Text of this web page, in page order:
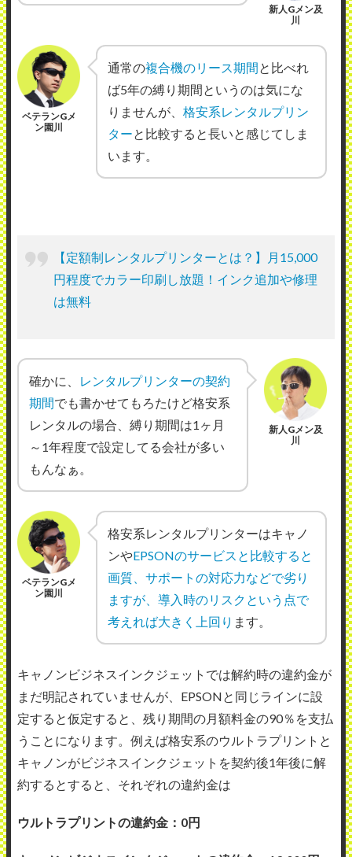
新人Gメン及
川
ベテランGメ
ン園川
通常の複合機のリース期間と比べれ
ば5年の縛り期間というのは気にな
りませんが、 格安系レンタルプリン
ターと比較すると長いと感じてしま
います。
【定額制レンタルプリンターとは？】月15,000
円程度でカラー印刷し放題！インク追加や修理
は無料
確かに、
レンタルプリンターの契約
期間でも書かせてもろたけど格安系
レンタルの場合、縛り期間は1ヶ月
～1年程度で設定してる会社が多い
もんなぁ。
新人Gメン及
川
ベテランGメ
ン園川
格安系レンタルプリンターはキャノ
ンやEPSONのサービスと比較すると
画質、サポートの対応力などで劣り
ますが、導入時のリスクという点で
考えれば大きく上回り ます。
キャノンビジネスインクジェットでは解約時の違約金が
まだ明記されていませんが、EPSONと同じラインに設
定すると仮定すると、残り期間の月額料金の90％を支払
うことになります。例えば格安系のウルトラプリントと
キャノンがビジネスインクジェットを契約後1年後に解
約するとすると、それぞれの違約金は
ウルトラプリントの違約金：0円